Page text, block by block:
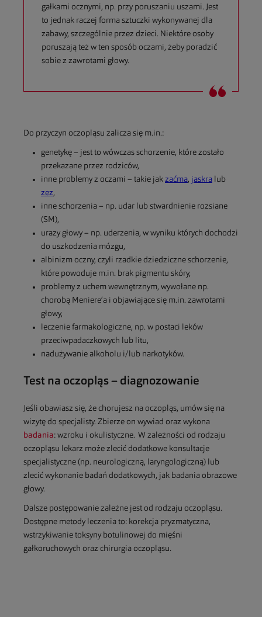
gałkami ocznymi, np. przy poruszaniu uszami. Jest
to jednak raczej forma sztuczki wykonywanej dla
zabawy, szczególnie przez dzieci. Niektóre osoby
poruszają też w ten sposób oczami, żeby poradzić
sobie z zawrotami głowy.
Do przyczyn oczopląsu zalicza się m.in.:
genetykę – jest to wówczas schorzenie, które zostało
przekazane przez rodziców,
inne problemy z oczami – takie jak zaćma, jaskra lub
zez,
inne schorzenia – np. udar lub stwardnienie rozsiane
(SM),
urazy głowy – np. uderzenia, w wyniku których dochodzi
do uszkodzenia mózgu,
albinizm oczny, czyli rzadkie dziedziczne schorzenie,
które powoduje m.in. brak pigmentu skóry,
problemy z uchem wewnętrznym, wywołane np.
chorobą Meniere’a i objawiające się m.in. zawrotami
głowy,
leczenie farmakologiczne, np. w postaci leków
przeciwpadaczkowych lub litu,
nadużywanie alkoholu i/lub narkotyków.
Test na oczopląs – diagnozowanie
Jeśli obawiasz się, że chorujesz na oczopląs, umów się na
wizytę do specjalisty. Zbierze on wywiad oraz wykona
badania: wzroku i okulistyczne. W zależności od rodzaju
oczopląsu lekarz może zlecić dodatkowe konsultacje
specjalistyczne (np. neurologiczną, laryngologiczną) lub
zlecić wykonanie badań dodatkowych, jak badania obrazowe
głowy.
Dalsze postępowanie zależne jest od rodzaju oczopląsu.
Dostępne metody leczenia to: korekcja pryzmatyczna,
wstrzykiwanie toksyny botulinowej do mięśni
gałkoruchowych oraz chirurgia oczopląsu.